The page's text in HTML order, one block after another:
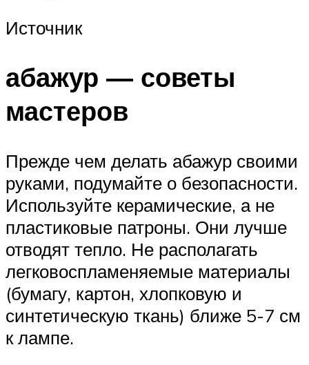
Источник
абажур — советы
мастеров
Прежде чем делать абажур своими
руками, подумайте о безопасности.
Используйте керамические, а не
пластиковые патроны. Они лучше
отводят тепло. Не располагать
легковоспламеняемые материалы
(бумагу, картон, хлопковую и
синтетическую ткань) ближе 5-7 см
к лампе.